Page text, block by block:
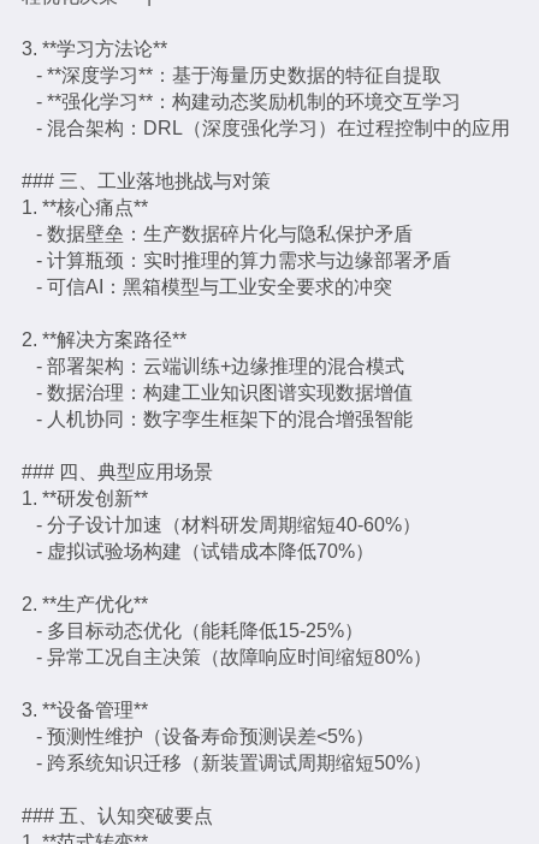
3. **学习方法论**
- **深度学习**：基于海量历史数据的特征自提取
- **强化学习**：构建动态奖励机制的环境交互学习
- 混合架构：DRL（深度强化学习）在过程控制中的应用
### 三、工业落地挑战与对策
1. **核心痛点**
- 数据壁垒：生产数据碎片化与隐私保护矛盾
- 计算瓶颈：实时推理的算力需求与边缘部署矛盾
- 可信AI：黑箱模型与工业安全要求的冲突
2. **解决方案路径**
- 部署架构：云端训练+边缘推理的混合模式
- 数据治理：构建工业知识图谱实现数据增值
- 人机协同：数字孪生框架下的混合增强智能
### 四、典型应用场景
1. **研发创新**
- 分子设计加速（材料研发周期缩短40-60%）
- 虚拟试验场构建（试错成本降低70%）
2. **生产优化**
- 多目标动态优化（能耗降低15-25%）
- 异常工况自主决策（故障响应时间缩短80%）
3. **设备管理**
- 预测性维护（设备寿命预测误差<5%）
- 跨系统知识迁移（新装置调试周期缩短50%）
### 五、认知突破要点